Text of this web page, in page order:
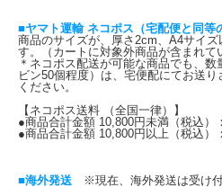
■ヤマト運輸 ネコポス（宅配便と同等
商品のサイズが、厚さ2cm、A4サイ
す。（カートに対象外商品が含まれて
＊ネコポス配送が可能な商品でも、
ビン50個程度）は、宅便配にてお送
ください。
【ネコポス送料 （全国一律）】
●商品合計金額 10,800円未満（税込）
●商品合計金額 10,800円以上（税込）
■海外発送 ※現在、海外発送は受け付